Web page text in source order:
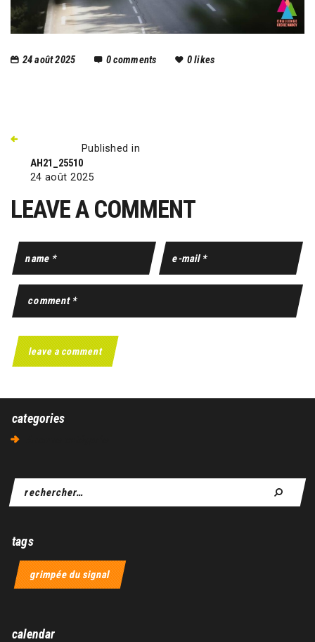
24 août 2025 0comments 0likes
Published in
AH21_25510
24 août 2025
LEAVE A COMMENT
categories
tags
grimpée du signal
calendar